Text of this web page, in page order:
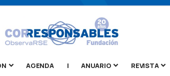
AGENDA | ANUARIO REVISTA